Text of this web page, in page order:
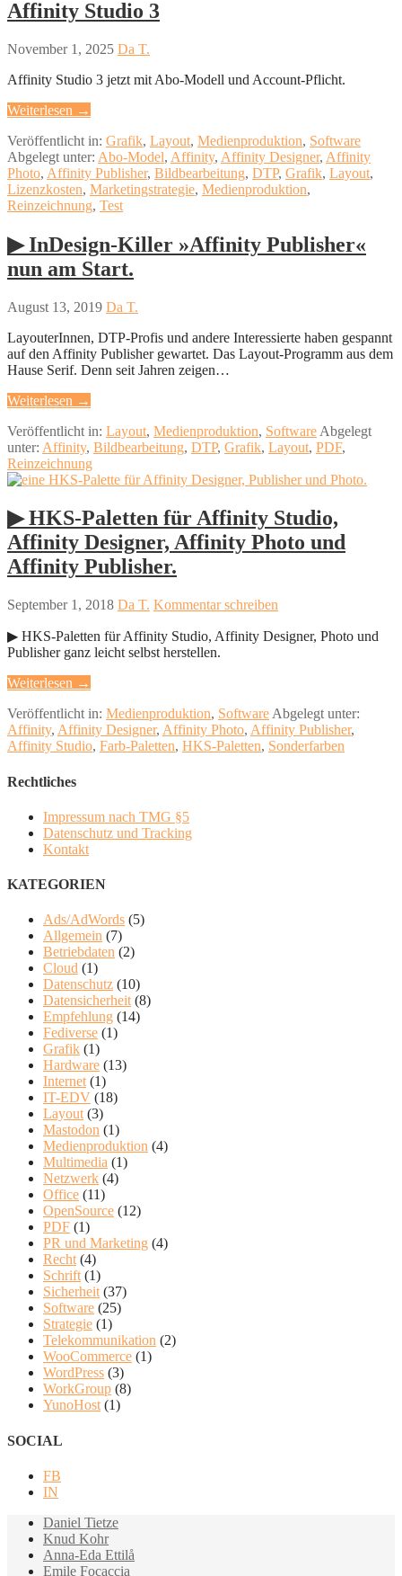
Affinity Studio 3
November 1, 2025 Da T.
Affinity Studio 3 jetzt mit Abo-Modell und Account-Pflicht.
Weiterlesen →
Veröffentlicht in: Grafik, Layout, Medienproduktion, Software
Abgelegt unter: Abo-Model, Affinity, Affinity Designer, Affinity
Photo, Affinity Publisher, Bildbearbeitung, DTP, Grafik, Layout,
Lizenzkosten, Marketingstrategie, Medienproduktion,
Reinzeichnung, Test
▶︎ InDesign-Killer »Affinity Publisher«
nun am Start.
August 13, 2019 Da T.
LayouterInnen, DTP-Profis und andere Interessierte haben gespannt
auf den Affinity Publisher gewartet. Das Layout-Programm aus dem
Hause Serif. Denn seit Jahren zeigen…
Weiterlesen →
Veröffentlicht in: Layout, Medienproduktion, Software Abgelegt
unter: Affinity, Bildbearbeitung, DTP, Grafik, Layout, PDF,
Reinzeichnung
▶︎ HKS-Paletten für Affinity Studio,
Affinity Designer, Affinity Photo und
Affinity Publisher.
September 1, 2018 Da T. Kommentar schreiben
▶︎ HKS-Paletten für Affinity Studio, Affinity Designer, Photo und
Publisher ganz leicht selbst herstellen.
Weiterlesen →
Veröffentlicht in: Medienproduktion, Software Abgelegt unter:
Affinity, Affinity Designer, Affinity Photo, Affinity Publisher,
Affinity Studio, Farb-Paletten, HKS-Paletten, Sonderfarben
Rechtliches
Impressum nach TMG §5
Datenschutz und Tracking
Kontakt
KATEGORIEN
Ads/AdWords (5)
Allgemein (7)
Betriebdaten (2)
Cloud (1)
Datenschutz (10)
Datensicherheit (8)
Empfehlung (14)
Fediverse (1)
Grafik (1)
Hardware (13)
Internet (1)
IT-EDV (18)
Layout (3)
Mastodon (1)
Medienproduktion (4)
Multimedia (1)
Netzwerk (4)
Office (11)
OpenSource (12)
PDF (1)
PR und Marketing (4)
Recht (4)
Schrift (1)
Sicherheit (37)
Software (25)
Strategie (1)
Telekommunikation (2)
WooCommerce (1)
WordPress (3)
WorkGroup (8)
YunoHost (1)
SOCIAL
FB
IN
Daniel Tietze
Knud Kohr
Anna-Eda Ettilå
Emile Focaccia